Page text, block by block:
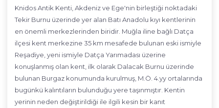
Knidos Antik Kenti, Akdeniz ve Ege'nin birleştiği noktadaki
Tekir Burnu üzerinde yer alan Batı Anadolu kıyı kentlerinin
en önemli merkezlerinden biridir. Muğla iline bağlı Datça
ilçesi kent merkezine 35 km mesafede bulunan eski ismiyle
Reşadiye, yeni ismiyle Datça Yarımadası üzerine
konuşlanmış olan kent, ilk olarak Dalacak Burnu üzerinde
bulunan Burgaz konumunda kurulmuş, M.Ö. 4.yy ortalarında
bugünkü kalıntıların bulunduğu yere taşınmıştır. Kentin
yerinin neden değiştirildiği ile ilgili kesin bir kanıt